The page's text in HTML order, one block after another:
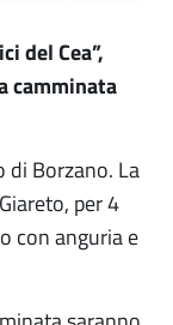
del Cea”,
camminata
di Borzano. La
per 4
con anguria e